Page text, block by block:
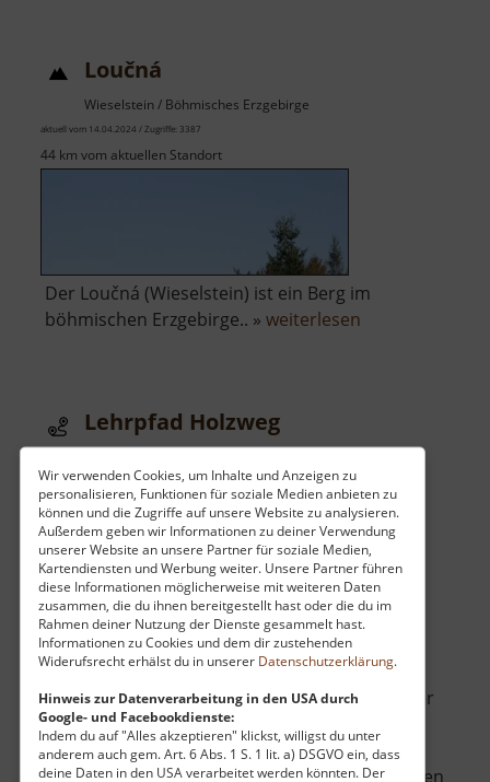
Wir verwenden Cookies, um Inhalte und Anzeigen zu
personalisieren, Funktionen für soziale Medien anbieten zu
können und die Zugriffe auf unsere Website zu analysieren.
Außerdem geben wir Informationen zu deiner Verwendung
unserer Website an unsere Partner für soziale Medien,
Kartendiensten und Werbung weiter. Unsere Partner führen
diese Informationen möglicherweise mit weiteren Daten
zusammen, die du ihnen bereitgestellt hast oder die du im
Rahmen deiner Nutzung der Dienste gesammelt hast.
Informationen zu Cookies und dem dir zustehenden
Widerufsrecht erhälst du in unserer Datenschutzerklärung.
Hinweis zur Datenverarbeitung in den USA durch
Google- und Facebookdienste:
Indem du auf "Alles akzeptieren" klickst, willigst du unter
anderem auch gem. Art. 6 Abs. 1 S. 1 lit. a) DSGVO ein, dass
deine Daten in den USA verarbeitet werden könnten. Der
Loučná
Wieselstein / Böhmisches Erzgebirge
aktuell vom 14.04.2024 / Zugriffe: 3387
44 km vom aktuellen Standort
Der Loučná (Wieselstein) ist ein Berg im
böhmischen Erzgebirge.. » weiterlesen
Lehrpfad Holzweg
aktuell vom 23.07.2024 / Zugriffe: 22741
54 km vom aktuellen Standort
Auf dem "Holzweg", der nahe Grillenburg
entlang der Triebisch in den Wald hineinführt,
können große und kleine Wanderer etwas über
Bäume, Holz und Nutzung des Waldes lernen.
Viele nah beieiander liegende Schautafeln
erklären allerlei Nützliches. Anfassen und Fühlen